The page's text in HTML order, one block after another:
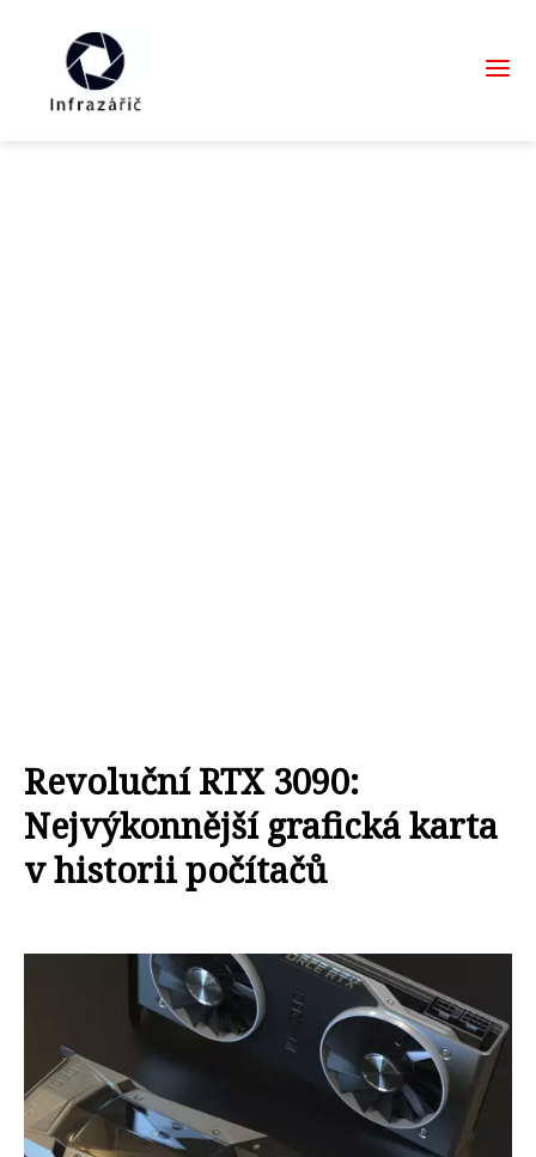
Revoluční RTX 3090:
Nejvýkonnější grafická karta
v historii počítačů